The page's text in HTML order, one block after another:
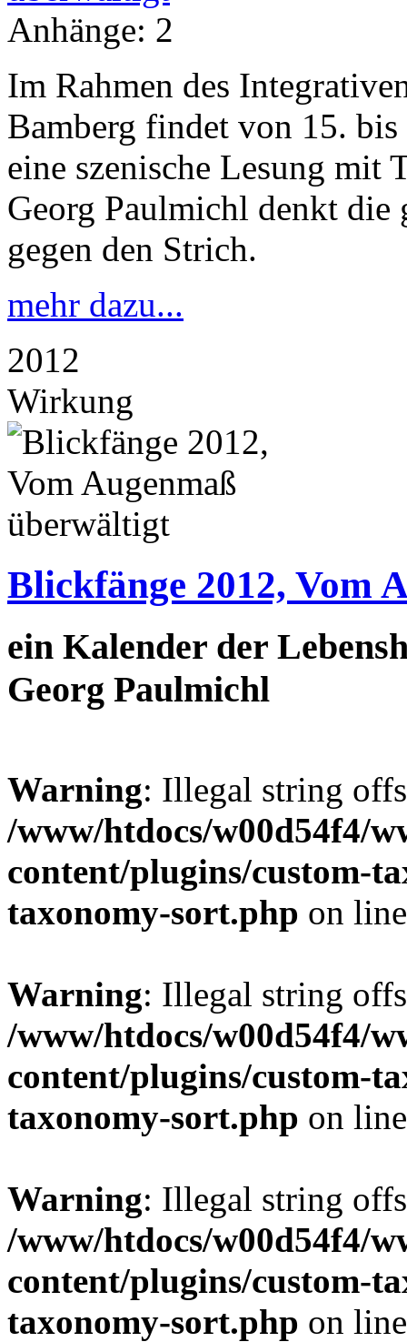
Anhänge: 2
Im Rahmen des
Bamberg findet von 15.
eine szenische Lesung mit
Georg Paulmichl denkt die
gegen den Strich.
mehr dazu...
2012
Wirkung
Blickfänge 2012, Vom
ein Kalender der
Georg Paulmichl
Warning: Illegal string
/www/htdocs/w00d54f4/
content/plugins/custom-
taxonomy-sort.php on
Warning: Illegal string
/www/htdocs/w00d54f4/
content/plugins/custom-
taxonomy-sort.php on
Warning: Illegal string
/www/htdocs/w00d54f4/
content/plugins/custom-
taxonomy-sort.php on